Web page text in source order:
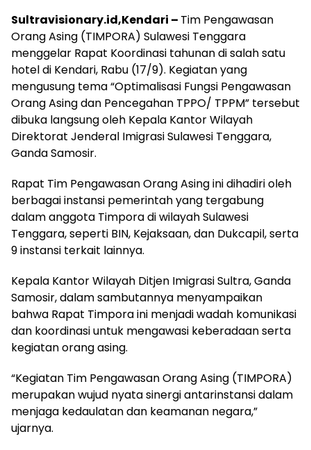
Sultravisionary.id,Kendari – Tim Pengawasan
Orang Asing (TIMPORA) Sulawesi Tenggara
menggelar Rapat Koordinasi tahunan di salah satu
hotel di Kendari, Rabu (17/9). Kegiatan yang
mengusung tema “Optimalisasi Fungsi Pengawasan
Orang Asing dan Pencegahan TPPO/ TPPM” tersebut
dibuka langsung oleh Kepala Kantor Wilayah
Direktorat Jenderal Imigrasi Sulawesi Tenggara,
Ganda Samosir.
Rapat Tim Pengawasan Orang Asing ini dihadiri oleh
berbagai instansi pemerintah yang tergabung
dalam anggota Timpora di wilayah Sulawesi
Tenggara, seperti BIN, Kejaksaan, dan Dukcapil, serta
9 instansi terkait lainnya.
Kepala Kantor Wilayah Ditjen Imigrasi Sultra, Ganda
Samosir, dalam sambutannya menyampaikan
bahwa Rapat Timpora ini menjadi wadah komunikasi
dan koordinasi untuk mengawasi keberadaan serta
kegiatan orang asing.
“Kegiatan Tim Pengawasan Orang Asing (TIMPORA)
merupakan wujud nyata sinergi antarinstansi dalam
menjaga kedaulatan dan keamanan negara,”
ujarnya.